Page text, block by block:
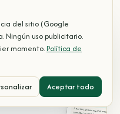
una verdadera
ellos y ellas.
del sitio (Google
Ningún uso publicitario.
momento.Política de
Aceptar todo